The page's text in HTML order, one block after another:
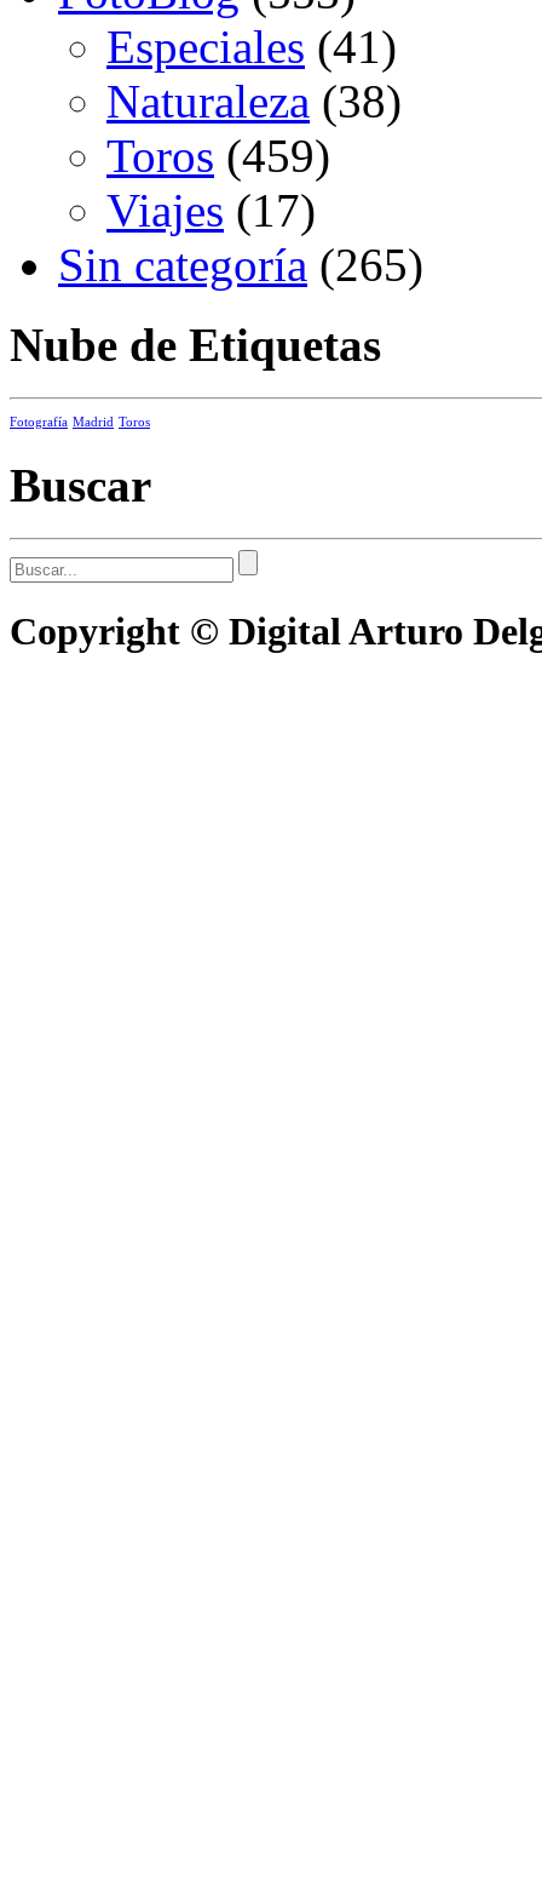
Especiales (41)
Naturaleza (38)
Toros (459)
Viajes (17)
Sin categoría (265)
Nube de Etiquetas
Fotografía Madrid Toros
Buscar
Copyright © Digital Arturo